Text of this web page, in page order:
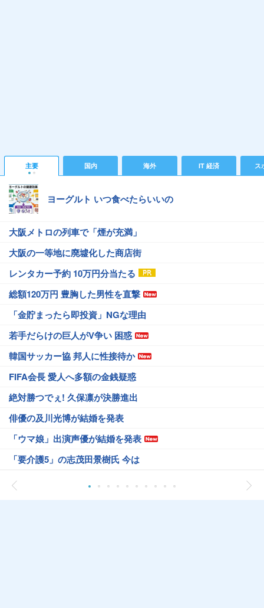
主要 国内 海外 IT 経済 ス
ヨーグルト いつ食べたらいいの
大阪メトロの列車で「煙が充満」
大阪の一等地に廃墟化した商店街
レンタカー予約 10万円分当たる
総額120万円 豊胸した男性を直撃
「金貯まったら即投資」NGな理由
若手だらけの巨人がV争い 困惑
韓国サッカー協 邦人に性接待か
FIFA会長 愛人へ多額の金銭疑惑
絶対勝つでぇ! 久保凛が決勝進出
俳優の及川光博が結婚を発表
「ウマ娘」出演声優が結婚を発表
「要介護5」の志茂田景樹氏 今は